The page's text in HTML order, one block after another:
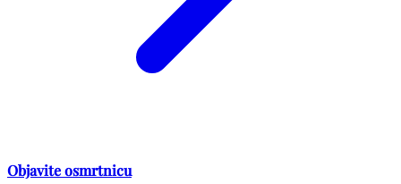
Objavite osmrtnicu